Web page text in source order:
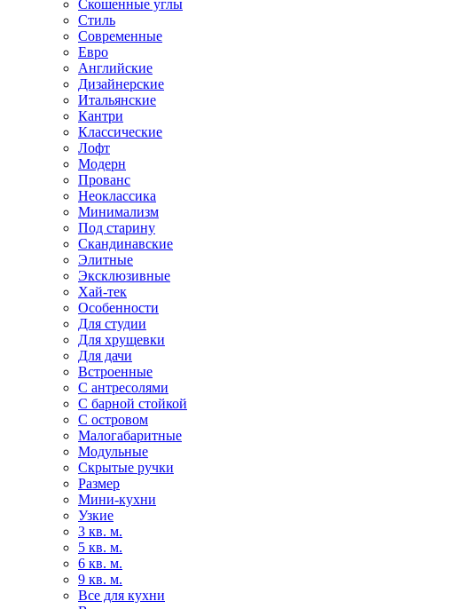
Скошенные углы
Стиль
Современные
Евро
Английские
Дизайнерские
Итальянские
Кантри
Классические
Лофт
Модерн
Прованс
Неоклассика
Минимализм
Под старину
Скандинавские
Элитные
Эксклюзивные
Хай-тек
Особенности
Для студии
Для хрущевки
Для дачи
Встроенные
С антресолями
С барной стойкой
С островом
Малогабаритные
Модульные
Скрытые ручки
Размер
Мини-кухни
Узкие
3 кв. м.
5 кв. м.
6 кв. м.
9 кв. м.
Все для кухни